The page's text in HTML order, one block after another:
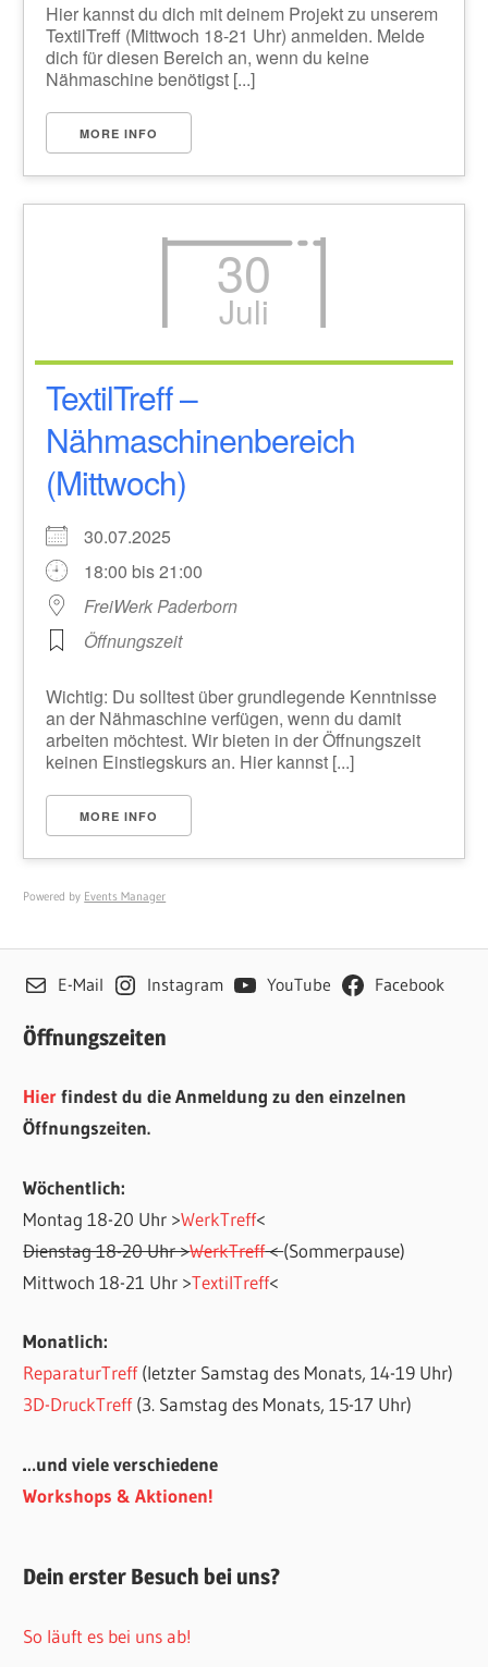
Hier kannst du dich mit deinem Projekt zu unserem
TextilTreff (Mittwoch 18-21 Uhr) anmelden. Melde
dich für diesen Bereich an, wenn du keine
Nähmaschine benötigst [...]
MORE INFO
30
Juli
TextilTreff –
Nähmaschinenbereich
(Mittwoch)
30.07.2025
18:00 bis 21:00
FreiWerk Paderborn
Öffnungszeit
Wichtig: Du solltest über grundlegende Kenntnisse
an der Nähmaschine verfügen, wenn du damit
arbeiten möchtest. Wir bieten in der Öffnungszeit
keinen Einstiegskurs an. Hier kannst [...]
MORE INFO
Powered by Events Manager
E-Mail Instagram YouTube Facebook
Öffnungszeiten
Hierfindest du die Anmeldung zu den einzelnen
Öffnungszeiten.
Wöchentlich:
Montag 18-20 Uhr >WerkTreff<
Dienstag 18-20 Uhr >WerkTreff<(Sommerpause)
Mittwoch 18-21 Uhr >TextilTreff<
Monatlich:
ReparaturTreff(letzter Samstag des Monats, 14-19 Uhr)
3D-DruckTreff(3. Samstag des Monats, 15-17 Uhr)
…und viele verschiedene
Workshops & Aktionen!
Dein erster Besuch bei uns?
So läuft es bei uns ab!